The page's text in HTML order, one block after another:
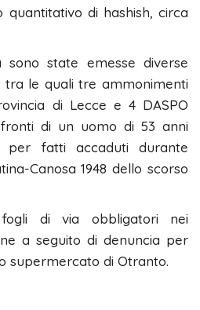
quantitativo di hashish, circa
state emesse diverse
tra le quali tre ammonimenti
di Lecce e 4 DASPO
di un uomo di 53 anni
per fatti accaduti durante
Canosa 1948 dello scorso
di via obbligatori nei
a seguito di denuncia per
supermercato di Otranto.